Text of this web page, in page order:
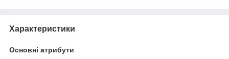
Характеристики
Основні атрибути